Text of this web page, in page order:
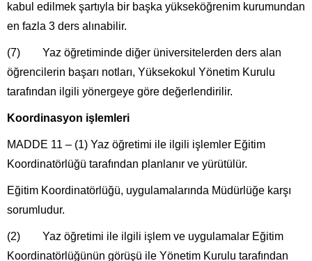
kabul edilmek şartıyla bir başka yükseköğrenim kurumundan
en fazla 3 ders alınabilir.
(7) Yaz öğretiminde diğer üniversitelerden ders alan
öğrencilerin başarı notları, Yüksekokul Yönetim Kurulu
tarafından ilgili yönergeye göre değerlendirilir.
Koordinasyon işlemleri
MADDE 11 – (1) Yaz öğretimi ile ilgili işlemler Eğitim
Koordinatörlüğü tarafından planlanır ve yürütülür.
Eğitim Koordinatörlüğü, uygulamalarında Müdürlüğe karşı
sorumludur.
(2) Yaz öğretimi ile ilgili işlem ve uygulamalar Eğitim
Koordinatörlüğünün görüşü ile Yönetim Kurulu tarafından